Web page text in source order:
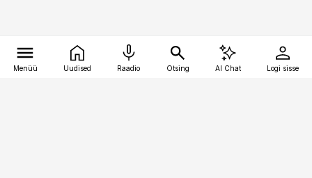
Menüü Uudised Raadio Otsing AI Chat Logi sisse